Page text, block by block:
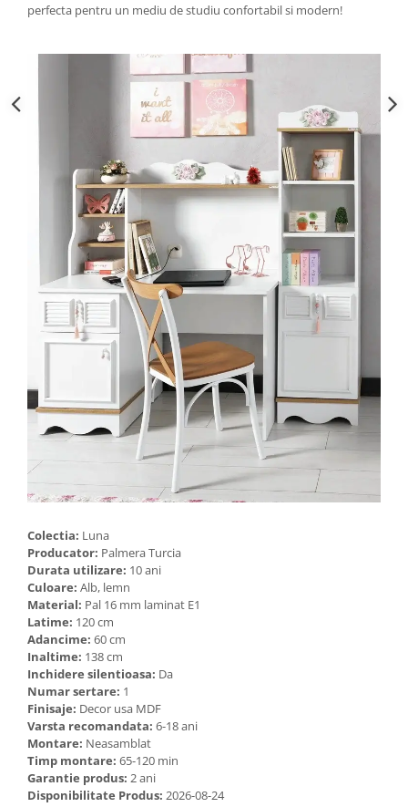
perfecta pentru un mediu de studiu confortabil si modern!
Colectia: Luna
Producator: Palmera Turcia
Durata utilizare: 10 ani
Culoare: Alb, lemn
Material: Pal 16 mm laminat E1
Latime: 120 cm
Adancime: 60 cm
Inaltime: 138 cm
Inchidere silentioasa: Da
Numar sertare: 1
Finisaje: Decor usa MDF
Varsta recomandata: 6-18 ani
Montare: Neasamblat
Timp montare: 65-120 min
Garantie produs: 2 ani
Disponibilitate Produs: 2026-08-24